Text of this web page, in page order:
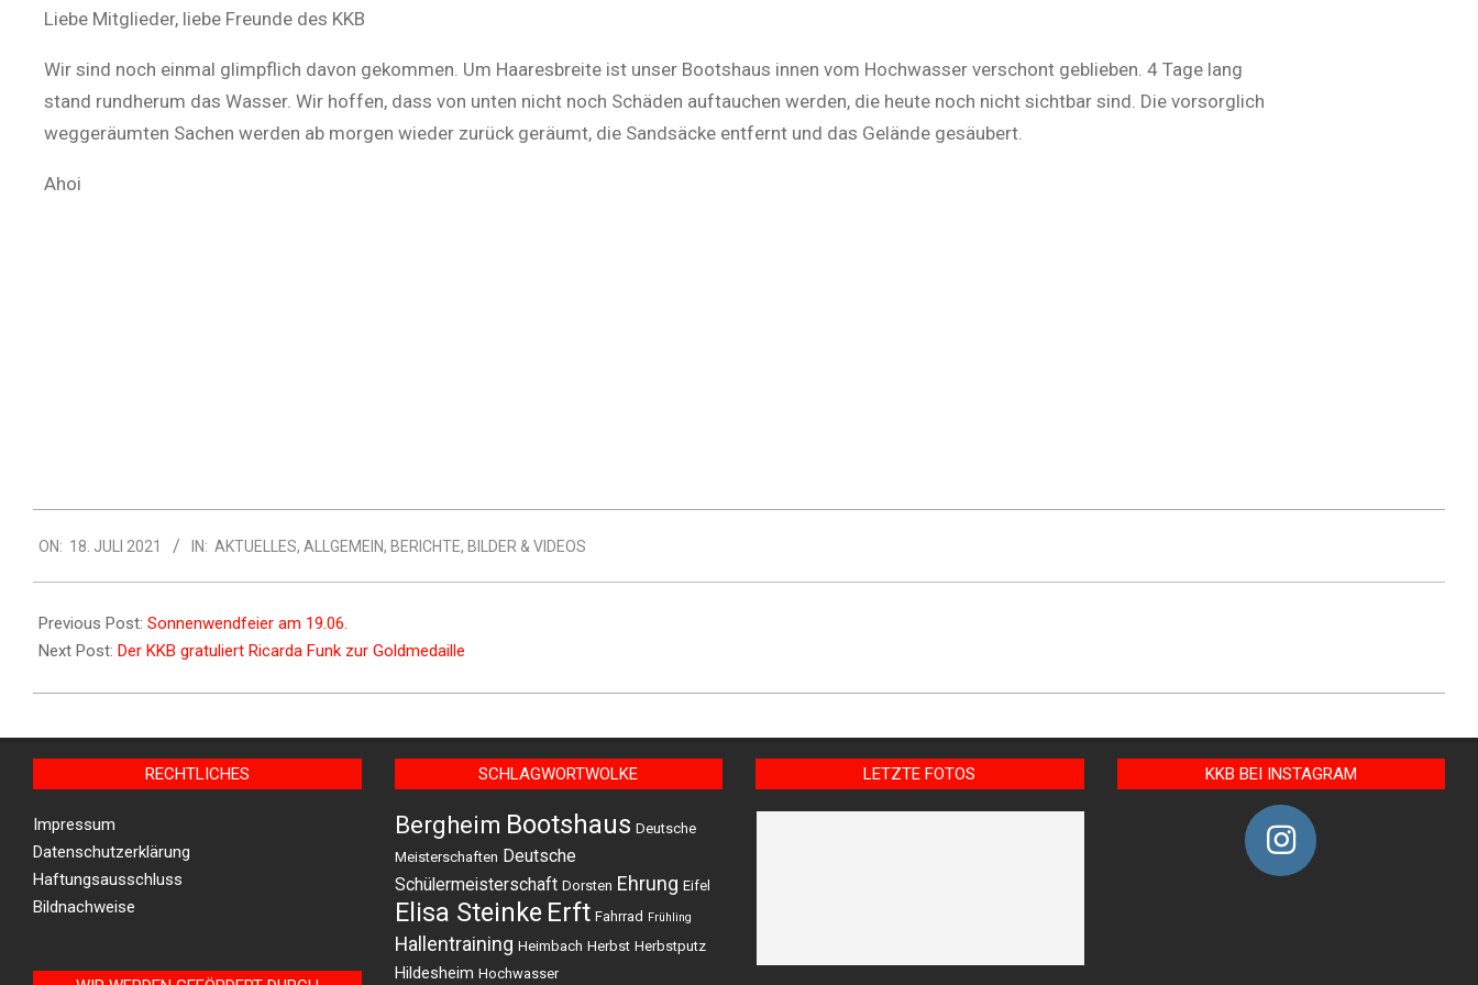
Liebe Mitglieder, liebe Freunde des KKB
Wir sind noch einmal glimpflich davon gekommen. Um Haaresbreite ist unser Bootshaus innen vom Hochwasser verschont geblieben. 4 Tage lang
stand rundherum das Wasser. Wir hoffen, dass von unten nicht noch Schäden auftauchen werden, die heute noch nicht sichtbar sind. Die vorsorglich
weggeräumten Sachen werden ab morgen wieder zurück geräumt, die Sandsäcke entfernt und das Gelände gesäubert.
Ahoi
ON: 18. JULI 2021 IN: AKTUELLES, ALLGEMEIN, BERICHTE, BILDER & VIDEOS
Previous Post: Sonnenwendfeier am 19.06.
Next Post: Der KKB gratuliert Ricarda Funk zur Goldmedaille
RECHTLICHES
Impressum
Datenschutzerklärung
Haftungsausschluss
Bildnachweise
SCHLAGWORTWOLKE
Bergheim Bootshaus Deutsche
Meisterschaften Deutsche
Schülermeisterschaft Dorsten Ehrung Eifel
Elisa Steinke Erft Fahrrad Frühling
Hallentraining Heimbach Herbst Herbstputz
Hildesheim Hochwasser
LETZTE FOTOS KKB BEI INSTAGRAM